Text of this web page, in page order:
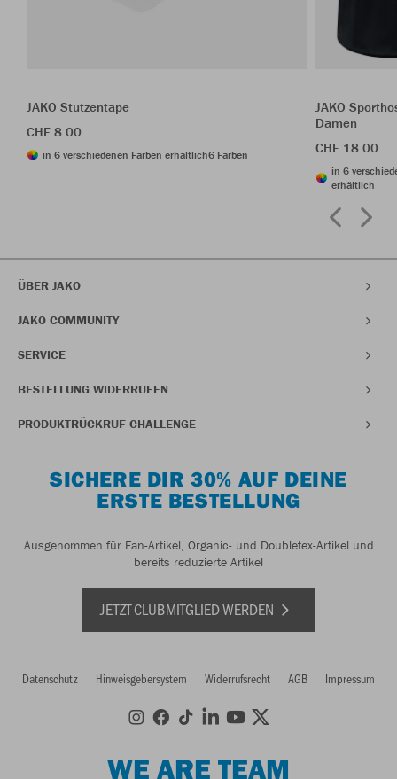
JAKO Stutzentape
CHF 8.00
in 6 verschiedenen Farben erhältlich6 Farben
JAKO
Damen
CHF 18.00
in 6
erhältlich
ÜBER JAKO
JAKO COMMUNITY
SERVICE
BESTELLUNG WIDERRUFEN
PRODUKTRÜCKRUF CHALLENGE
SICHERE DIR 30% AUF DEINE
ERSTE BESTELLUNG
Ausgenommen für Fan-Artikel, Organic- und Doubletex-Artikel und
bereits reduzierte Artikel
JETZT CLUBMITGLIED WERDEN
Datenschutz Hinweisgebersystem Widerrufsrecht AGB Impressum
WE ARE TEAM